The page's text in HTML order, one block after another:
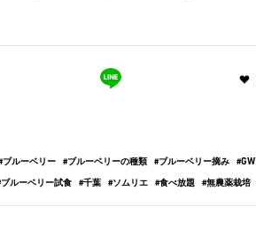
ブルーベリー ブルーベリーの種類 ブルーベリー摘み GW
ブルーベリー試食 千葉 ソムリエ 食べ放題 無農薬栽培